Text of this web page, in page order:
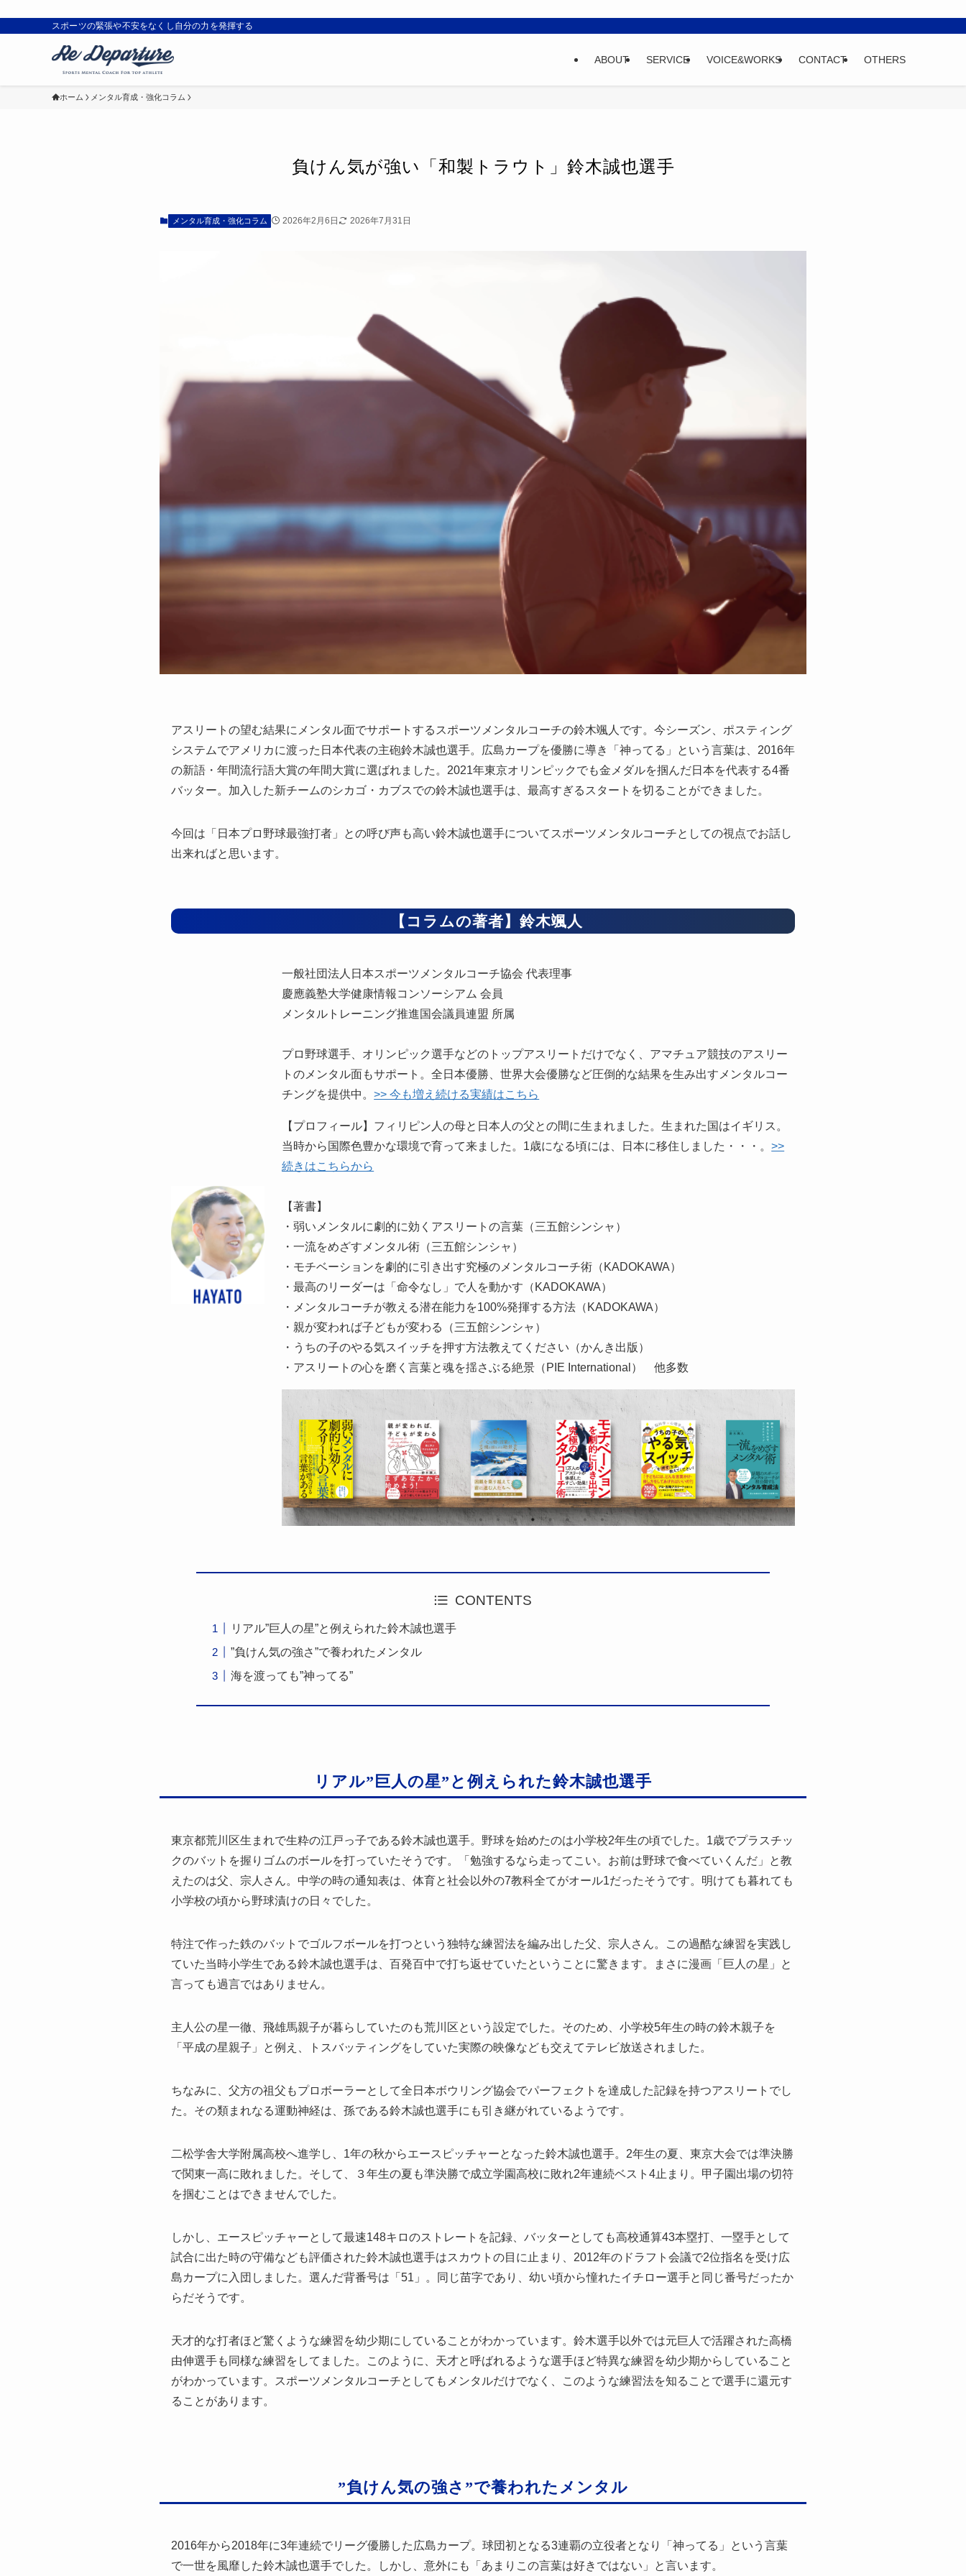
スポーツの緊張や不安をなくし自分の力を発揮する
ABOUT SERVICE VOICE&WORKS CONTACT OTHERS
ホーム メンタル育成・強化コラム
負けん気が強い「和製トラウト」鈴木誠也選手
メンタル育成・強化コラム 2026年2月6日 2026年7月31日
アスリートの望む結果にメンタル面でサポートするスポーツメンタルコーチの鈴木颯人です。今シーズン、ポスティング
システムでアメリカに渡った日本代表の主砲鈴木誠也選手。広島カープを優勝に導き「神ってる」という言葉は、2016年
の新語・年間流行語大賞の年間大賞に選ばれました。2021年東京オリンピックでも金メダルを掴んだ日本を代表する4番
バッター。加入した新チームのシカゴ・カブスでの鈴木誠也選手は、最高すぎるスタートを切ることができました。
今回は「日本プロ野球最強打者」との呼び声も高い鈴木誠也選手についてスポーツメンタルコーチとしての視点でお話し
出来ればと思います。
【コラムの著者】鈴木颯人
一般社団法人日本スポーツメンタルコーチ協会 代表理事
慶應義塾大学健康情報コンソーシアム 会員
メンタルトレーニング推進国会議員連盟 所属
プロ野球選手、オリンピック選手などのトップアスリートだけでなく、アマチュア競技のアスリー
トのメンタル面もサポート。全日本優勝、世界大会優勝など圧倒的な結果を生み出すメンタルコー
チングを提供中。>> 今も増え続ける実績はこちら
【プロフィール】フィリピン人の母と日本人の父との間に生まれました。生まれた国はイギリス。
当時から国際色豊かな環境で育って来ました。1歳になる頃には、日本に移住しました・・・。>>
続きはこちらから
【著書】
・弱いメンタルに劇的に効くアスリートの言葉（三五館シンシャ）
・一流をめざすメンタル術（三五館シンシャ）
・モチベーションを劇的に引き出す究極のメンタルコーチ術（KADOKAWA）
・最高のリーダーは「命令なし」で人を動かす（KADOKAWA）
・メンタルコーチが教える潜在能力を100%発揮する方法（KADOKAWA）
・親が変われば子どもが変わる（三五館シンシャ）
・うちの子のやる気スイッチを押す方法教えてください（かんき出版）
・アスリートの心を磨く言葉と魂を揺さぶる絶景（PIE International） 他多数
CONTENTS
リアル”巨人の星”と例えられた鈴木誠也選手
”負けん気の強さ”で養われたメンタル
海を渡っても”神ってる”
リアル”巨人の星”と例えられた鈴木誠也選手
東京都荒川区生まれで生粋の江戸っ子である鈴木誠也選手。野球を始めたのは小学校2年生の頃でした。1歳でプラスチッ
クのバットを握りゴムのボールを打っていたそうです。「勉強するなら走ってこい。お前は野球で食べていくんだ」と教
えたのは父、宗人さん。中学の時の通知表は、体育と社会以外の7教科全てがオール1だったそうです。明けても暮れても
小学校の頃から野球漬けの日々でした。
特注で作った鉄のバットでゴルフボールを打つという独特な練習法を編み出した父、宗人さん。この過酷な練習を実践し
ていた当時小学生である鈴木誠也選手は、百発百中で打ち返せていたということに驚きます。まさに漫画「巨人の星」と
言っても過言ではありません。
主人公の星一徹、飛雄馬親子が暮らしていたのも荒川区という設定でした。そのため、小学校5年生の時の鈴木親子を
「平成の星親子」と例え、トスバッティングをしていた実際の映像なども交えてテレビ放送されました。
ちなみに、父方の祖父もプロボーラーとして全日本ボウリング協会でパーフェクトを達成した記録を持つアスリートでし
た。その類まれなる運動神経は、孫である鈴木誠也選手にも引き継がれているようです。
二松学舎大学附属高校へ進学し、1年の秋からエースピッチャーとなった鈴木誠也選手。2年生の夏、東京大会では準決勝
で関東一高に敗れました。そして、３年生の夏も準決勝で成立学園高校に敗れ2年連続ベスト4止まり。甲子園出場の切符
を掴むことはできませんでした。
しかし、エースピッチャーとして最速148キロのストレートを記録、バッターとしても高校通算43本塁打、一塁手として
試合に出た時の守備なども評価された鈴木誠也選手はスカウトの目に止まり、2012年のドラフト会議で2位指名を受け広
島カープに入団しました。選んだ背番号は「51」。同じ苗字であり、幼い頃から憧れたイチロー選手と同じ番号だったか
らだそうです。
天才的な打者ほど驚くような練習を幼少期にしていることがわかっています。鈴木選手以外では元巨人で活躍された高橋
由伸選手も同様な練習をしてました。このように、天才と呼ばれるような選手ほど特異な練習を幼少期からしていること
がわかっています。スポーツメンタルコーチとしてもメンタルだけでなく、このような練習法を知ることで選手に還元す
ることがあります。
”負けん気の強さ”で養われたメンタル
2016年から2018年に3年連続でリーグ優勝した広島カープ。球団初となる3連覇の立役者となり「神ってる」という言葉
で一世を風靡した鈴木誠也選手でした。しかし、意外にも「あまりこの言葉は好きではない」と言います。